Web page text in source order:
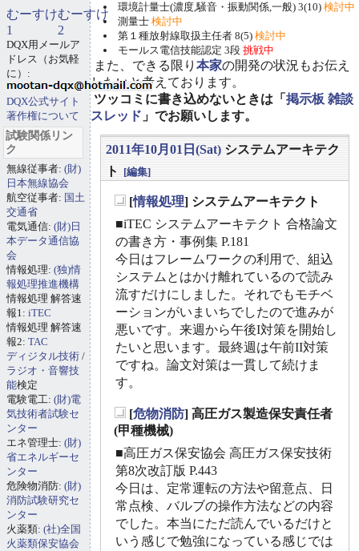
環境計量士(濃度,騒音・振動関係,一般) 3(10) 検討中
測量士 検討中
第１種放射線取扱主任者 8(5) 検討中
モールス電信技能認定 3段 挑戦中
また、できる限り 本家の開発の状況もお伝え
したいと考えております。
ツッコミに書き込めないときは「 掲示板 雑談
スレッド 」でお願いします。
2011年10月01日(Sat) システムアーキテク
ト
[編集]
[情報処理] システムアーキテクト
■iTEC システムアーキテクト 合格論文
の書き方・事例集 P.181
今日はフレームワークの利用で、組込
システムとはかけ離れているので読み
流すだけにしました。それでもモチベ
ーションがいまいちでしたので進みが
悪いです。来週から午後I対策を開始し
たいと思います。最終週は午前II対策
ですね。論文対策は一貫して続けま
す。
[危物消防] 高圧ガス製造保安責任者
(甲種機械)
■高圧ガス保安協会 高圧ガス保安技術
第8次改訂版 P.443
今日は、定常運転の方法や留意点、日
常点検、バルブの操作方法などの内容
でした。本当にただ読んでいるだけと
いう感じで勉強になっている感じでは
むーすけ
1
むーすけ
2
DQX用メールア
ドレス（お気軽
に）:
DQX公式サイト
著作権について
試験関係リン
ク
無線従事者: (財)
日本無線協会
航空従事者: 国土
交通省
電気通信: (財)日
本データ通信協
会
情報処理: (独)情
報処理推進機構
情報処理 解答速
報1: iTEC
情報処理 解答速
報2: TAC
ディジタル技術 /
ラジオ・音響技
能検定
電験電工: (財)電
気技術者試験セ
ンター
エネ管理士: (財)
省エネルギーセ
ンター
危険物消防: (財)
消防試験研究セ
ンター
火薬類: (社)全国
火薬類保安協会